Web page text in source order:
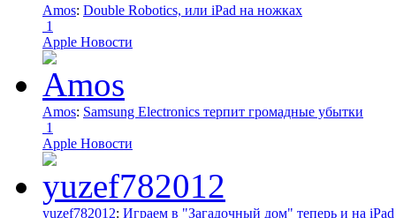
Amos: Double Robotics, или iPad на ножках
1
Apple Новости
Amos: Samsung Electronics терпит громадные убытки
1
Apple Новости
yuzef782012: Играем в "Загадочный дом" теперь и на iPad